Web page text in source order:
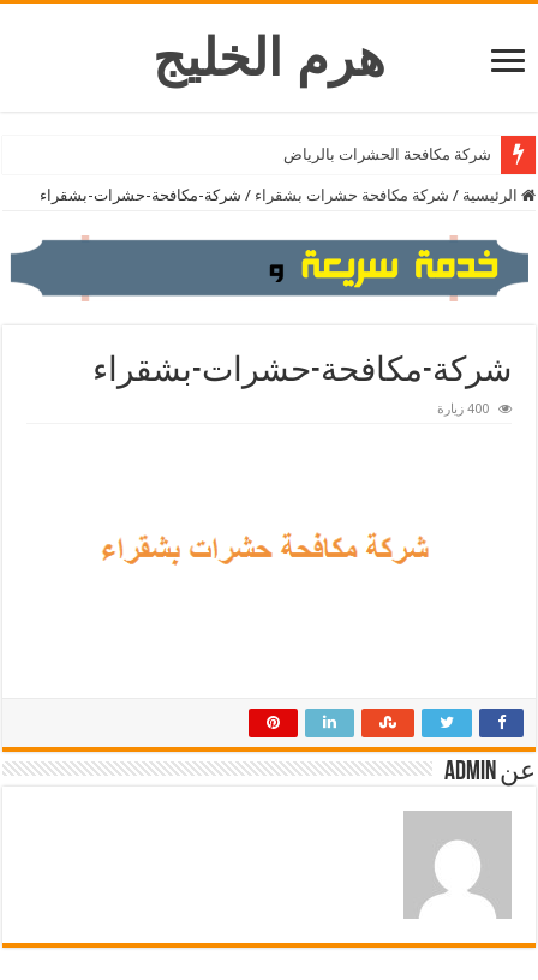
هرم الخليج
شركة مكافحة الحشرات بالرياض
شركة تنظيف المكيفات بالرياض
الرئيسية / شركة مكافحة حشرات بشقراء / شركة-مكافحة-حشرات-بشقراء
شركة-مكافحة-حشرات-بشقراء
400 زيارة
عن admin